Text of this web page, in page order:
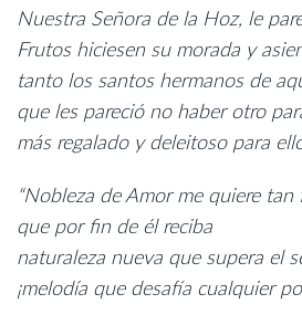
Nuestra Señora de la Hoz, le
Frutos hiciesen su morada y
tanto los santos hermanos de
que les pareció no haber otro
más regalado y deleitoso para
“Nobleza de Amor me quiere tan
que por fin de él reciba
naturaleza nueva que supera el
¡melodía que desafía cualquier